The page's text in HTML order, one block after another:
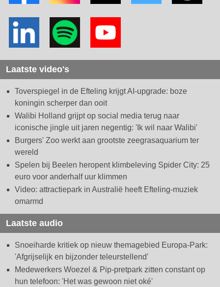
Laatste video's
Toverspiegel in de Efteling krijgt AI-upgrade: boze
koningin scherper dan ooit
Walibi Holland grijpt op social media terug naar
iconische jingle uit jaren negentig: 'Ik wil naar Walibi'
Burgers' Zoo werkt aan grootste zeegrasaquarium ter
wereld
Spelen bij Beelen heropent klimbeleving Spider City: 25
euro voor anderhalf uur klimmen
Video: attractiepark in Australië heeft Efteling-muziek
omarmd
Laatste audio
Snoeiharde kritiek op nieuw themagebied Europa-Park:
'Afgrijselijk en bijzonder teleurstellend'
Medewerkers Woezel & Pip-pretpark zitten constant op
hun telefoon: 'Het was gewoon niet oké'